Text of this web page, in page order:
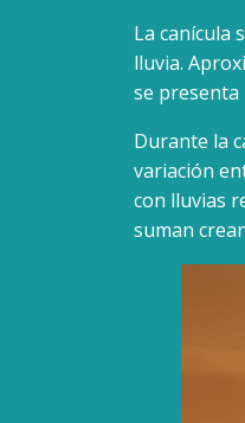
La canícula
lluvia.
se presenta
Durante la
variación
con lluvias
suman